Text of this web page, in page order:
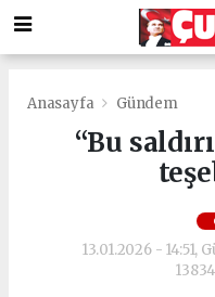
Anasayfa Gündem
“Bu
13.01.2026 - 14:51,